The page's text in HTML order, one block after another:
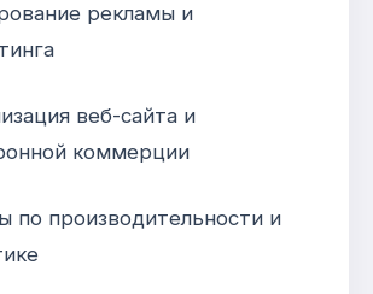
рекламы и
веб-сайта и
коммерции
по производительности и